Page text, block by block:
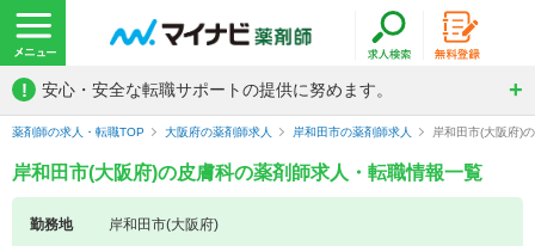
! 安心・安全な転職サポートの提供に努めます。
薬剤師の求人・転職TOP 大阪府の薬剤師求人 岸和田市の薬剤師求人 岸和田市(大阪府)
岸和田市(大阪府)の皮膚科の薬剤師求人・転職情報一覧
勤務地
岸和田市(大阪府)